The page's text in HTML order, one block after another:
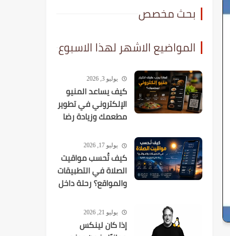
بحث مخصص
المواضيع الاشهر لهذا الاسبوع
يوليو 3, 2026
كيف يساعد المنيو
الإلكتروني في تطوير
مطعمك وزيادة رضا
يوليو 17, 2026
كيف تُحسب مواقيت
الصلاة في التطبيقات
والمواقع؟ رحلة داخل
يوليو 21, 2026
إذا كان لينكس